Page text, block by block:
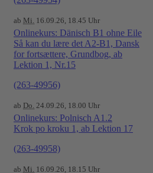
ab Mi. 16.09.26, 18.45 Uhr
Onlinekurs: Dänisch B1 ohne Eile
Så kan du lære det A2-B1, Dansk
for fortsættere, Grundbog, ab
Lektion 1, Nr.15
(263-49956)
ab Do. 24.09.26, 18.00 Uhr
Onlinekurs: Polnisch A1.2
Krok po kroku 1, ab Lektion 17
(263-49958)
ab Mi. 16.09.26, 18.15 Uhr